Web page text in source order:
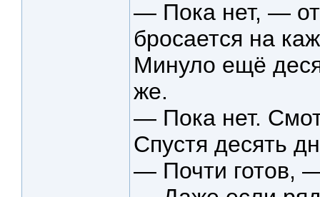
— Пока нет, —
бросается на
Минуло ещё
же.
— Пока нет.
Спустя десять
— Почти готов,